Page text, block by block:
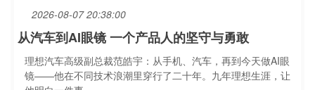
2026-08-07 20:38:00
从汽车到AI眼镜 一个产品人的坚守与勇敢
理想汽车高级副总裁范皓宇：从手机、汽车，再到今天做AI眼
镜——他在不同技术浪潮里穿行了二十年。九年理想生涯，让